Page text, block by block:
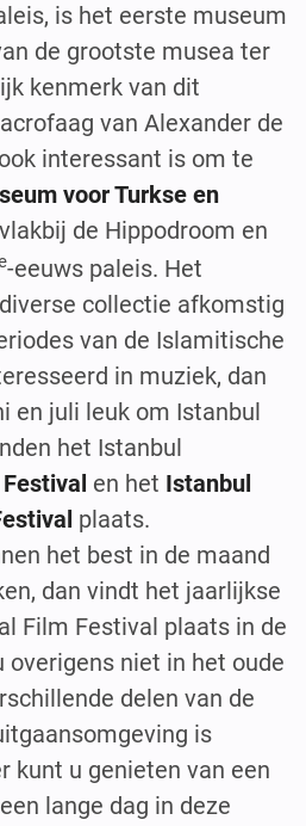
is het eerste museum
de grootste musea ter
kenmerk van dit
van Alexander de
interessant is om te
voor Turkse en
de Hippodroom en
-eeuws paleis. Het
collectie afkomstig
van de Islamitische
in muziek, dan
en juli leuk om Istanbul
het Istanbul
en het Istanbul
plaats.
het best in de maand
dan vindt het jaarlijkse
Film Festival plaats in de
overigens niet in het oude
delen van de
is
kunt u genieten van een
lange dag in deze